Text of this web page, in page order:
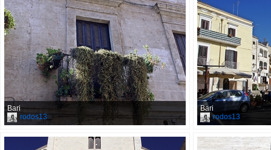
Bari
rodos13
Bari
rodos13